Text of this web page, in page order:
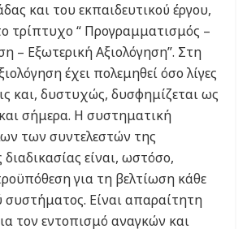
και του εκπαιδευτικού έργου,
τρίπτυχο “ Προγραμματισμός –
– Εξωτερική Αξιολόγηση”. Στη
έχει πολεμηθεί όσο λίγες
και, δυστυχώς, δυσφημίζεται ως
σήμερα. Η συστηματική
των συντελεστών της
διαδικασίας είναι, ωστόσο,
για τη βελτίωση κάθε
συστήματος. Είναι απαραίτητη
τον εντοπισμό αναγκών και